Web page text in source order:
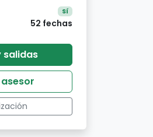
Sí
52 fechas
salidas